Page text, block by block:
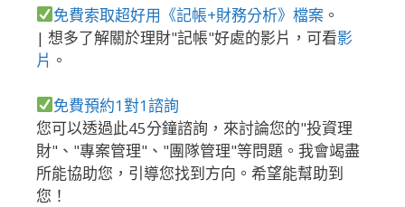
免費索取超好用《記帳+財務分析》檔案 。
| 想多了解關於理財"記帳"好處的影片，可看影
片 。
免費預約1對1諮詢
您可以透過此45分鐘諮詢，來討論您的"投資理
財"、"專案管理"、"團隊管理"等問題。我會竭盡
所能協助您，引導您找到方向。希望能幫助到
您！